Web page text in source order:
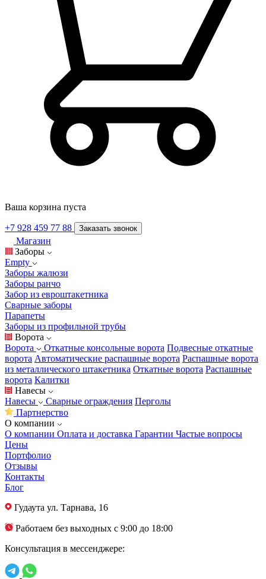
Ваша корзина пуста
+7 928 459 77 88 Заказать звонок
Магазин
Заборы
Empty
Заборы жалюзи
Заборы ранчо
Забор из евроштакетника
Сварные заборы
Парапеты
Заборы из профильной трубы
Ворота
Ворота
Откатные консольные ворота Подвесные откатные
ворота Автоматические распашные ворота Распашные ворота
из металлического штакетника Откатные ворота Распашные
ворота Калитки
Навесы
Навесы
Сварные ограждения Перголы
Партнерство
О компании
О компании Оплата и доставка Гарантии Частые вопросы
Цены
Портфолио
Отзывы
Контакты
Блог
Гудаута ул. Тарнава, 16
Работаем без выходных с 9:00 до 18:00
Консультация в мессенджере: